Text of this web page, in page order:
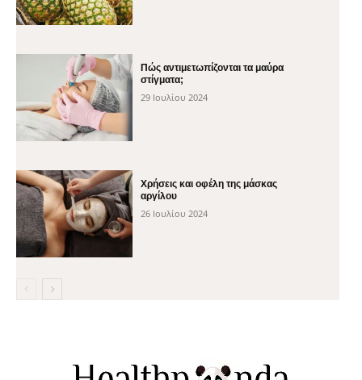
Πώς αντιμετωπίζονται τα μαύρα
στίγματα;
29 Ιουλίου 2024
Χρήσεις και οφέλη της μάσκας
αργίλου
26 Ιουλίου 2024